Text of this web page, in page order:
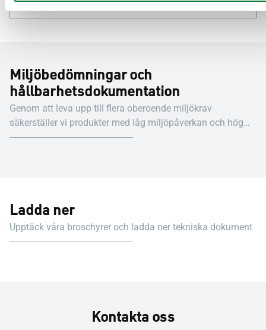
Miljöbedömningar och
hållbarhetsdokumentation
Genom att leva upp till flera oberoende miljökrav
säkerställer vi produkter med låg miljöpåverkan och hög
kvalitet.
Ladda ner
Upptäck våra broschyrer och ladda ner tekniska dokument
Kontakta oss